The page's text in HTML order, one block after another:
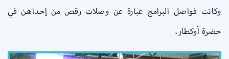
وكانت فواصل البرامج عبارة عن وصلات رقص من إحداهن في
حضرة أوكطار.